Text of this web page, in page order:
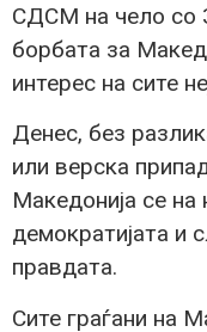
СДСМ на чело со
борбата за
интерес на сите
Денес, без
или верска
Македонија се на
демократијата и
правдата.
Сите граѓани на